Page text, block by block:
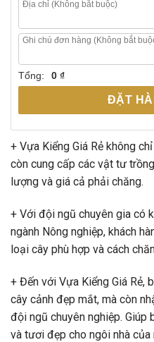
Tổng: 0 ₫
ĐẶT
+ Vựa Kiểng Giá Rẻ không
còn cung cấp các vật tư
lượng và giá cả phải chăng.
+ Với đội ngũ chuyên gia có
ngành Nông nghiệp, khách
loại cây phù hợp và cách
+ Đến với Vựa Kiểng Giá Rẻ,
cây cảnh đẹp mắt, mà còn
đội ngũ chuyên nghiệp. Giúp
và tươi đẹp cho ngôi nhà của